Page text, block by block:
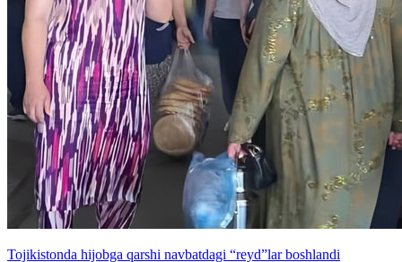
Tojikistonda hijobga qarshi navbatdagi “reyd”lar boshlandi